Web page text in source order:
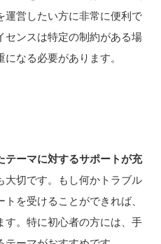
運営したい方に非常に便利で
センスは特定の制約がある場
なる必要があります。
テーマに対するサポートが充
大切です。もし何かトラブル
を受けることができれば、
す。特に初心者の方には、手